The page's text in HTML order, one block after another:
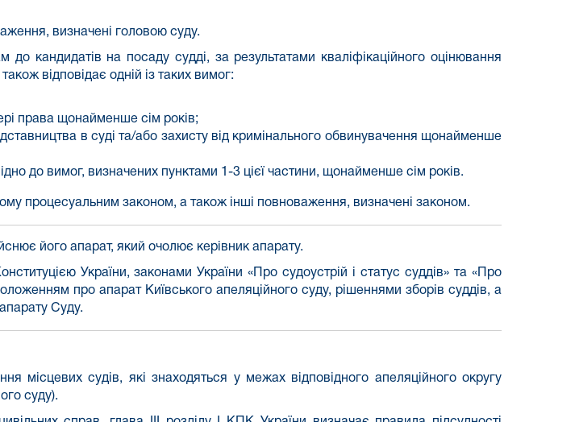
визначені головою суду.
кандидатів на посаду судді, за результатами кваліфікаційного оцінювання
відповідає одній із таких вимог:
права щонайменше сім років;
в суді та/або захисту від кримінального обвинувачення щонайменше
до вимог, визначених пунктами 1-3 цієї частини, щонайменше сім років.
процесуальним законом, а також інші повноваження, визначені законом.
його апарат, який очолює керівник апарату.
України, законами України «Про судоустрій і статус суддів» та «Про
про апарат Київського апеляційного суду, рішеннями зборів суддів, а
Суду.
місцевих судів, які знаходяться у межах відповідного апеляційного округу
суду).